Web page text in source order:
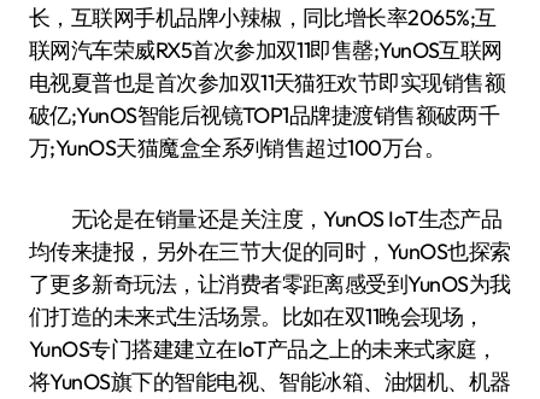
长，互联网手机品牌小辣椒，同比增长率2065%;互
联网汽车荣威RX5首次参加双11即售罄;YunOS互联网
电视夏普也是首次参加双11天猫狂欢节即实现销售额
破亿;YunOS智能后视镜TOP1品牌捷渡销售额破两千
万;YunOS天猫魔盒全系列销售超过100万台。
无论是在销量还是关注度，YunOS IoT生态产品
均传来捷报，另外在三节大促的同时，YunOS也探索
了更多新奇玩法，让消费者零距离感受到YunOS为我
们打造的未来式生活场景。比如在双11晚会现场，
YunOS专门搭建建立在IoT产品之上的未来式家庭，
将YunOS旗下的智能电视、智能冰箱、油烟机、机器